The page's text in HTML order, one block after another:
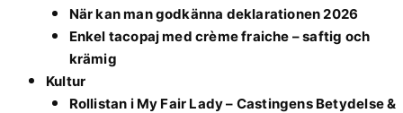
När kan man godkänna deklarationen 2026
Enkel tacopaj med crème fraiche – saftig och
krämig
Kultur
Rollistan i My Fair Lady – Castingens Betydelse &